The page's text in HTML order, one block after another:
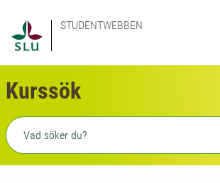
STUDENTWEBBEN
Kurssök
Fritext sökning